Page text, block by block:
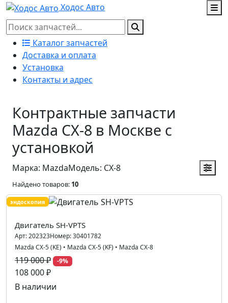
Ходос Авто
Каталог запчастей
Доставка и оплата
Установка
Контакты и адрес
Контрактные запчасти
Mazda CX-8 в Москве с
установкой
Марка: MazdaМодель: CX-8
Найдено товаров: 10
эндоскопия
Двигатель SH-VPTS
Арт:202323Номер:30401782
Mazda CX-5 (KE) • Mazda CX-5 (KF) • Mazda CX-8
119 000 ₽ -9%
108 000 ₽
В наличии